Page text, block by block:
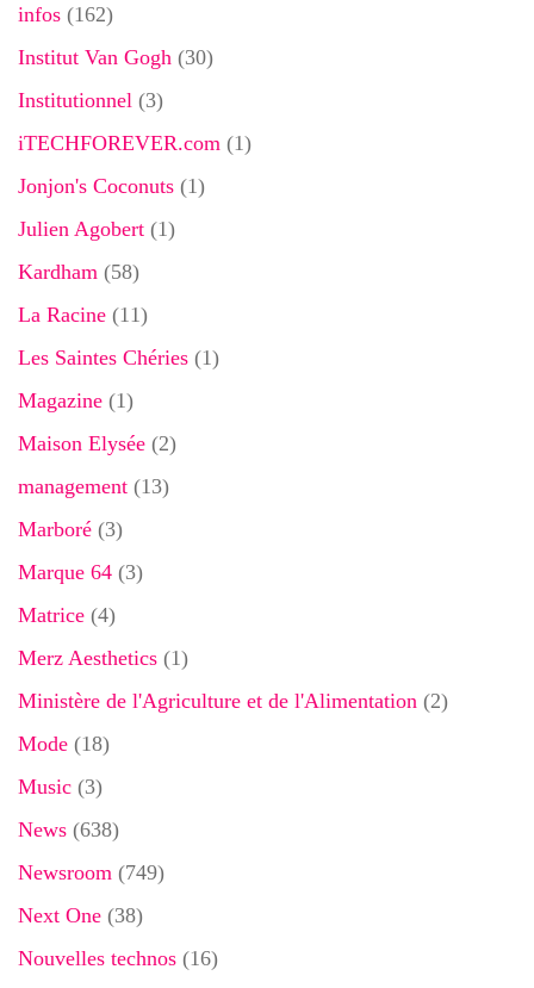
infos (162)
Institut Van Gogh (30)
Institutionnel (3)
iTECHFOREVER.com (1)
Jonjon's Coconuts (1)
Julien Agobert (1)
Kardham (58)
La Racine (11)
Les Saintes Chéries (1)
Magazine (1)
Maison Elysée (2)
management (13)
Marboré (3)
Marque 64 (3)
Matrice (4)
Merz Aesthetics (1)
Ministère de l'Agriculture et de l'Alimentation (2)
Mode (18)
Music (3)
News (638)
Newsroom (749)
Next One (38)
Nouvelles technos (16)